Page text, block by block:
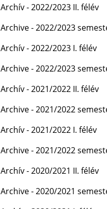
Archív - 2022/2023 II. félév
Archive - 2022/2023
Archív - 2022/2023 I. félév
Archive - 2022/2023
Archív - 2021/2022 II. félév
Archive - 2021/2022
Archív - 2021/2022 I. félév
Archive - 2021/2022
Archív - 2020/2021 II. félév
Archive - 2020/2021